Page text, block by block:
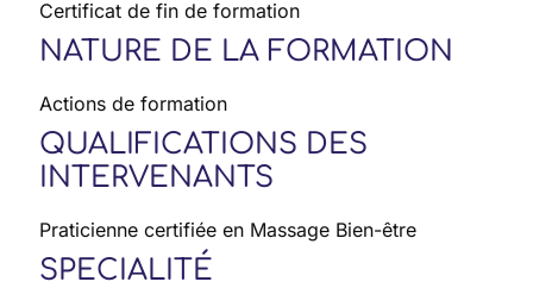
Certificat de fin de formation
NATURE DE LA FORMATION
Actions de formation
QUALIFICATIONS DES
INTERVENANTS
Praticienne certifiée en Massage Bien-être
SPECIALITÉ